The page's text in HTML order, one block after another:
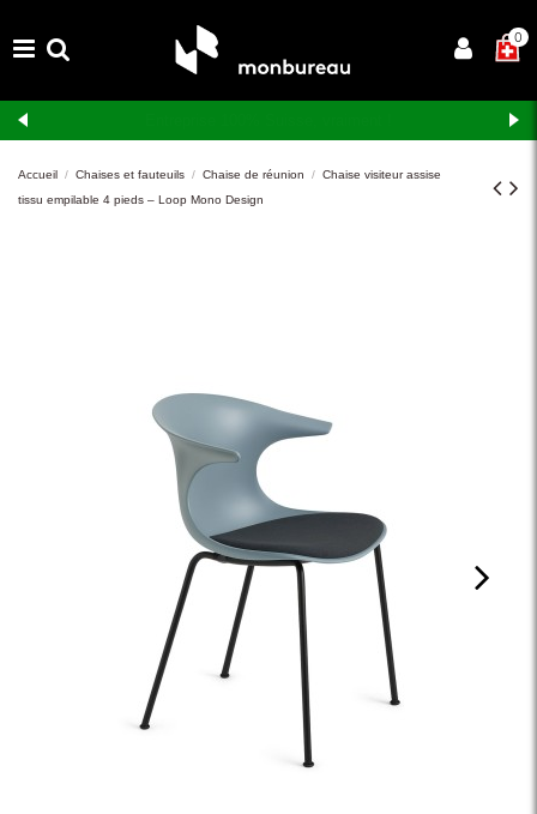
×0
Accueil Chaises et fauteuils Chaise de réunion
Chaise visiteur assise
tissu empilable 4 pieds – Loop Mono Design